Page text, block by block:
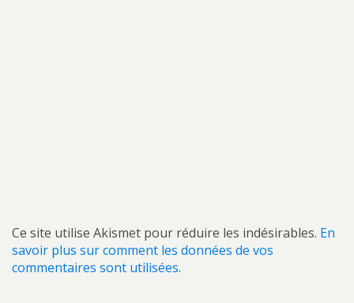
Ce site utilise Akismet pour réduire les indésirables. En
savoir plus sur comment les données de vos
commentaires sont utilisées.